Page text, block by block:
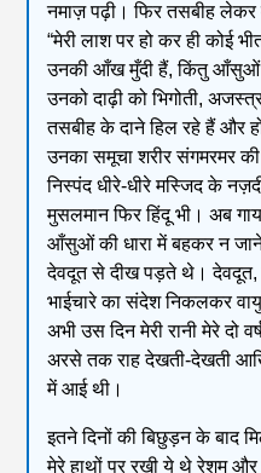
नमाज़ पढ़ी। फिर तसबीह
“मेरी लाश पर हो कर ही कोई
उनकी आँख मुँदी हैं, किंतु आँसुओं
उनको दाढ़ी को भिगोती,
तसबीह के दाने हिल रहे हैं और
उनका समूचा शरीर संगमरमर
निस्पंद धीरे-धीरे मस्जिद के
मुसलमान फिर हिंदू भी। अब
आँसुओं की धारा में बहकर न जाने
देवदूत से दीख पड़ते थे। देवदूत,
भाईचारे का संदेश निकलकर
अभी उस दिन मेरी रानी मेरे दो
अरसे तक राह देखती-देखती
में आई थी।
इतने दिनों की बिछुड़न के बाद
मेरे हाथों पर रखी ये थे रेशम